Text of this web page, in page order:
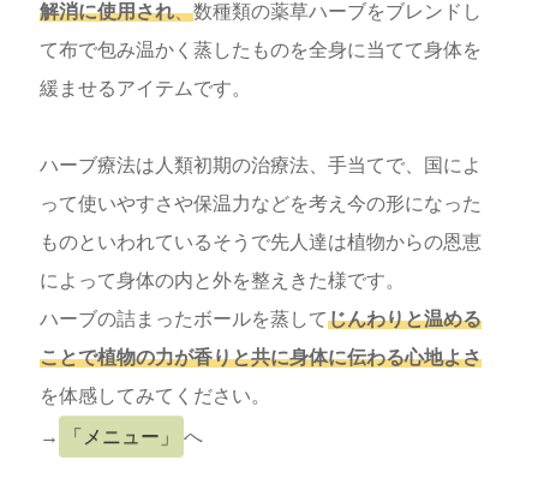
解消に使用され、数種類の薬草ハーブをブレンドし
て布で包み温かく蒸したものを全身に当てて身体を
緩ませるアイテムです。
ハーブ療法は人類初期の治療法、手当てで、国によ
って使いやすさや保温力などを考え今の形になった
ものといわれているそうで先人達は植物からの恩恵
によって身体の内と外を整えきた様です。
ハーブの詰まったボールを蒸してじんわりと温める
ことで植物の力が香りと共に身体に伝わる心地よさ
を体感してみてください。
→
「メニュー」 へ